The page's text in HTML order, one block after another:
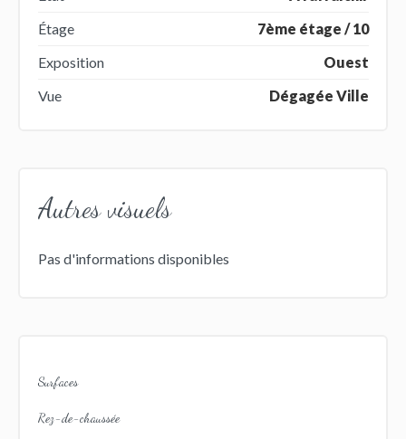
Étage
7ème étage / 10
Exposition
Ouest
Vue
Dégagée Ville
Autres visuels
Pas d'informations disponibles
Surfaces
Rez-de-chaussée